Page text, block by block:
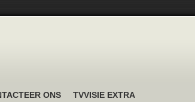
ONS TVVISIE EXTRA